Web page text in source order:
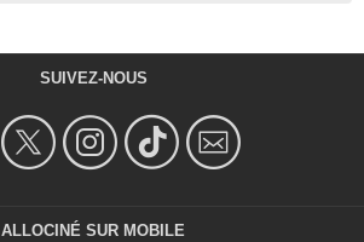
SUIVEZ-NOUS
ALLOCINÉ SUR MOBILE